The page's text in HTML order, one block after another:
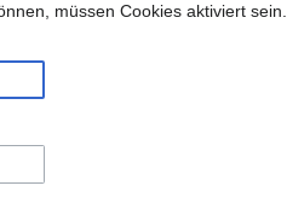
müssen Cookies aktiviert sein.